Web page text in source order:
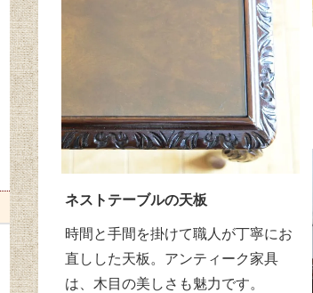
ネストテーブルの天板
時間と手間を掛けて職人が丁寧にお
直しした天板。アンティーク家具
は、木目の美しさも魅力です。